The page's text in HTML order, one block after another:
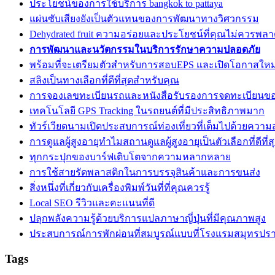
ประโยชน์ของการใช้บริการ bangkok to pattaya
แผ่นซับเสียงยังเป็นตัวแทนของการพัฒนาทางวิศวกรรม
Dehydrated fruit ความอร่อยและประโยชน์ที่คุณไม่ควรพล
การพัฒนาและนวัตกรรมในบริการรักษาความปลอดภัย
พร้อมที่จะเตรียมตัวสำหรับการสอบEPS และเปิดโอกาสให
สลิงเป็นทางเลือกที่ดีที่สุดสำหรับคุณ
การจองเลขทะเบียนรถและหนังสือรับรองการจดทะเบียนข
เทคโนโลยี GPS Tracking ในรถยนต์ที่มีประสิทธิภาพมาก
ทัวร์เวียดนามเปิดประสบการณ์ท่องเที่ยวที่เต็มไปด้วยความ
การดูแลผู้สูงอายุทำไมสถานดูแลผู้สูงอายุเป็นตัวเลือกที่ดีที่
ทุกกระปุกของบาร์ฟเติบโตจากความหลากหลาย
การใช้สายรัดพลาสติกในการบรรจุสินค้าและการขนส่ง
สิ่งหนึ่งที่เกี่ยวกับเครื่องพิมพ์วันที่ที่คุณควรรู้
Local SEO รีวิวและคะแนนที่ดี
ปลุกพลังความรู้ด้วยบริการแปลภาษาญี่ปุ่นที่มีคุณภาพสูง
ประสบการณ์การพักผ่อนที่สมบูรณ์แบบที่โรงแรมสมุทรปร
Tags